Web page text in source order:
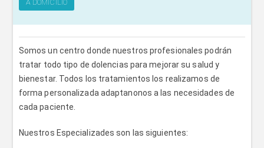
A DOMICILIO
Somos un centro donde nuestros profesionales podrán
tratar todo tipo de dolencias para mejorar su salud y
bienestar. Todos los tratamientos los realizamos de
forma personalizada adaptanonos a las necesidades de
cada paciente.
Nuestros Especializades son las siguientes: